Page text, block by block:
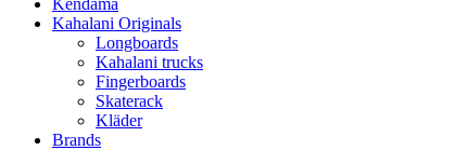
Kahalani Originals
Longboards
Kahalani trucks
Fingerboards
Skaterack
Kläder
Brands